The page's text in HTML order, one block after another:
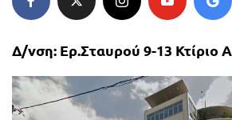
Δ/νση: Ερ.Σταυρού 9-13 Κτίριο